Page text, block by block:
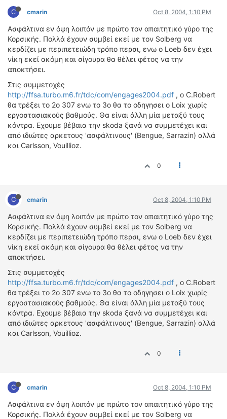
C cmarin Oct 8, 2004, 1:10 PM
Ασφάλτινα εν όψη λοιπόν με πρώτο τον απαιτητικό γύρο της
Κορσικής. Πολλά έχουν συμβεί εκεί με τον Solberg να
κερδίζει με περιπετειώδη τρόπο περσι, ενω ο Loeb δεν έχει
νίκη εκεί ακόμη και σίγουρα θα θέλει φέτος να την
αποκτήσει.
Στις συμμετοχές
http://ffsa.turbo.m6.fr/tdc/com/engages2004.pdf , ο C.Robert
θα τρέξει το 2ο 307 ενω το 3ο θα το οδηγησει ο Loix χωρίς
εργοστασιακούς βαθμούς. Θα είναι άλλη μία μεταξύ τους
κόντρα. Εχουμε βέβαια την skoda ξανά να συμμετέχει και
από ιδιώτες αρκετους 'ασφάλτινους' (Bengue, Sarrazin) αλλά
και Carlsson, Vouillioz.
0
C cmarin Oct 8, 2004, 1:10 PM
Ασφάλτινα εν όψη λοιπόν με πρώτο τον απαιτητικό γύρο της
Κορσικής. Πολλά έχουν συμβεί εκεί με τον Solberg να
κερδίζει με περιπετειώδη τρόπο περσι, ενω ο Loeb δεν έχει
νίκη εκεί ακόμη και σίγουρα θα θέλει φέτος να την
αποκτήσει.
Στις συμμετοχές
http://ffsa.turbo.m6.fr/tdc/com/engages2004.pdf , ο C.Robert
θα τρέξει το 2ο 307 ενω το 3ο θα το οδηγησει ο Loix χωρίς
εργοστασιακούς βαθμούς. Θα είναι άλλη μία μεταξύ τους
κόντρα. Εχουμε βέβαια την skoda ξανά να συμμετέχει και
από ιδιώτες αρκετους 'ασφάλτινους' (Bengue, Sarrazin) αλλά
και Carlsson, Vouillioz.
0
C cmarin Oct 8, 2004, 1:10 PM
Ασφάλτινα εν όψη λοιπόν με πρώτο τον απαιτητικό γύρο της
Κορσικής. Πολλά έχουν συμβεί εκεί με τον Solberg να
VIDEO
4TTV
ΝΕΑ ΜΟΝΤΕΛΑ
ΑΓΩΝΕΣ
ΤΕΧΝΟΛΟΓΙΑ
ΕΙΔΗΣΕΙΣ – ΠΑΡΟΥΣΙΑΣΕΙΣ
ΛΕΞΙΚΟ
ΠΕΡΙΒΑΛΛΟΝ
ΑΓΩΝΕΣ
WRC
ΔΙΕΘΝΕΙΣ ΑΓΩΝΕΣ
ΕΛΛΗΝΙΚΟΙ ΑΓΩΝΕΣ
ΤΙΜΕΣ
4T CLASSIC
ΜΟΝΤΕΛΑ
ΚΑΤΑΣΚΕΥΑΣΤΕΣ
ΠΡΟΣΩΠΙΚΟΤΗΤΕΣ
ΑΓΟΡΑ
ΠΡΟΣΦΟΡΕΣ